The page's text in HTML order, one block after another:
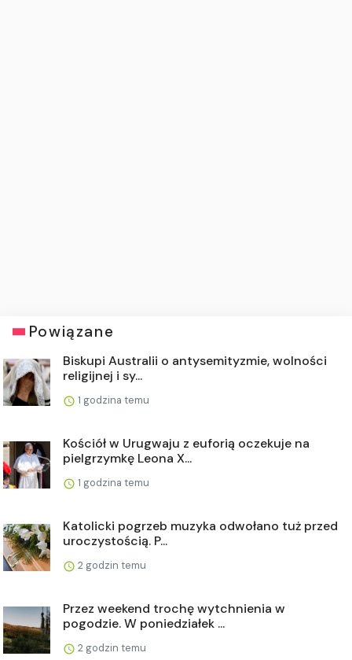
Powiązane
Biskupi Australii o antysemityzmie, wolności
religijnej i sy...
1 godzina temu
Kościół w Urugwaju z euforią oczekuje na
pielgrzymkę Leona X...
1 godzina temu
Katolicki pogrzeb muzyka odwołano tuż przed
uroczystością. P...
2 godzin temu
Przez weekend trochę wytchnienia w
pogodzie. W poniedziałek ...
2 godzin temu